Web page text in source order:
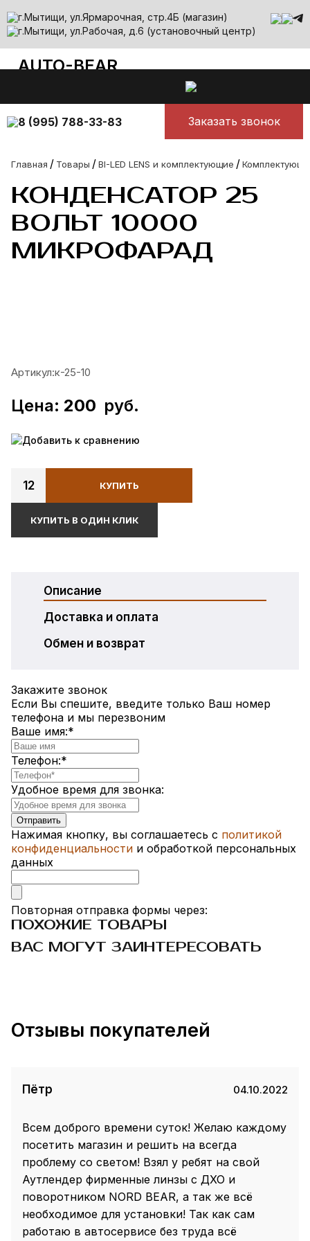
г.Мытищи, ул.Ярмарочная, стр.4Б (магазин)
г.Мытищи, ул.Рабочая, д.6 (установочный центр)
AUTO-BEAR
auto-bear@yandex.ru
8 (995) 788-33-83 Заказать звонок
Главная / Товары /BI-LED LENS и комплектующие /
КОНДЕНСАТОР 25
ВОЛЬТ 10000
МИКРОФАРАД
Артикул:к-25-10
Цена: 200 руб.
Добавить к сравнению
12 КУПИТЬ
КУПИТЬ В ОДИН КЛИК
Описание
Доставка и оплата
Обмен и возврат
Закажите звонок
Если Вы спешите, введите только Ваш номер
телефона и мы перезвоним
Ваше имя:*
Телефон:*
Удобное время для звонка:
Нажимая кнопку, вы соглашаетесь с политикой
конфиденциальности и обработкой персональных
данных
Повторная отправка формы через:
ПОХОЖИЕ ТОВАРЫ
ВАС МОГУТ ЗАИНТЕРЕСОВАТЬ
Отзывы покупателей
Пётр 04.10.2022
Всем доброго времени суток! Желаю каждому
посетить магазин и решить на всегда
проблему со светом! Взял у ребят на свой
Аутлендер фирменные линзы с ДХО и
поворотником NORD BEAR, а так же всё
необходимое для установки! Так как сам
работаю в автосервисе без труда всё